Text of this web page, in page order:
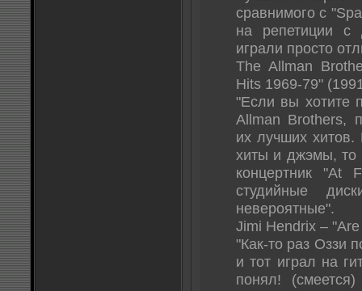
сравнимого с
на репетиции
играли просто
The Allman
Hits 1969-79"
"Если вы хотите
Allman Brothers,
их лучших
хиты и джэмы, то
концертник "At
студийные
невероятные".
Jimi Hendrix –
"Как-то раз Оззи
и тот играл на
понял!